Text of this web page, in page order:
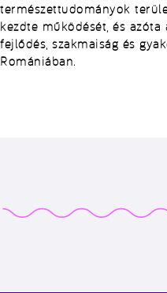
természettudományok
kezdte működését, és
fejlődés, szakmaiság és
Romániában.